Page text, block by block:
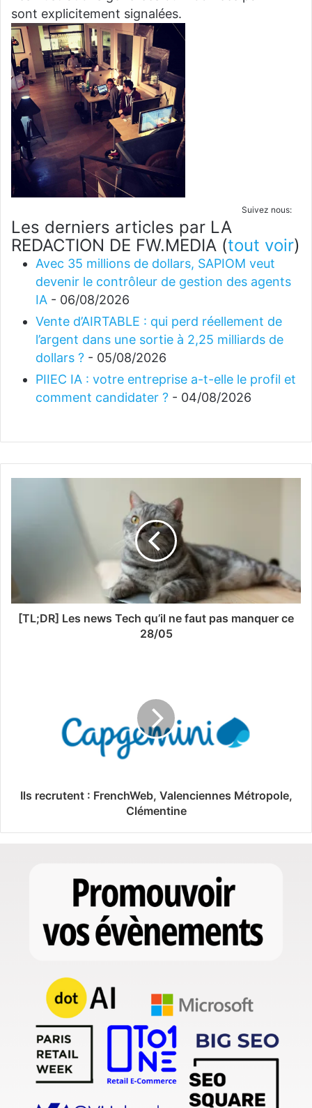
sont explicitement signalées.
Suivez nous:
Les derniers articles par LA
REDACTION DE FW.MEDIA (tout voir)
Avec 35 millions de dollars, SAPIOM veut
devenir le contrôleur de gestion des agents
IA - 06/08/2026
Vente d’AIRTABLE : qui perd réellement de
l’argent dans une sortie à 2,25 milliards de
dollars ? - 05/08/2026
PIIEC IA : votre entreprise a-t-elle le profil et
comment candidater ? - 04/08/2026
[TL;DR] Les news Tech qu’il ne faut pas manquer ce
28/05
Ils recrutent : FrenchWeb, Valenciennes Métropole,
Clémentine